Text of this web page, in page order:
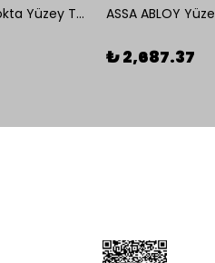
OMNİ 550D Panik Bar Tek Nokta Yüzey Tip ASSA ABLOY
₺ 2,687.37